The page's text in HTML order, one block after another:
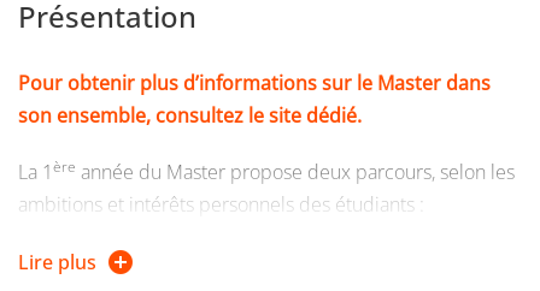
Présentation
Pour obtenir plus d’informations sur le Master dans
son ensemble, consultez le site dédié.
La 1ère année du Master propose deux parcours, selon les
ambitions et intérêts personnels des étudiants :
Parcours Recherche Fondamentale (RF)
Lire plus